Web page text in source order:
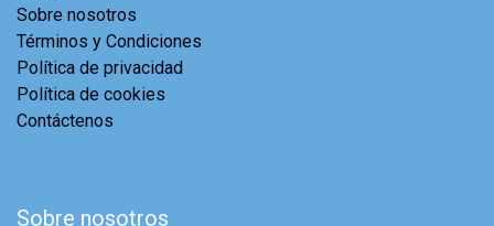
Sobre nosotros
Términos y Condiciones
Política de privacidad
Política de cookies
Contáctenos
Sobre nosotros